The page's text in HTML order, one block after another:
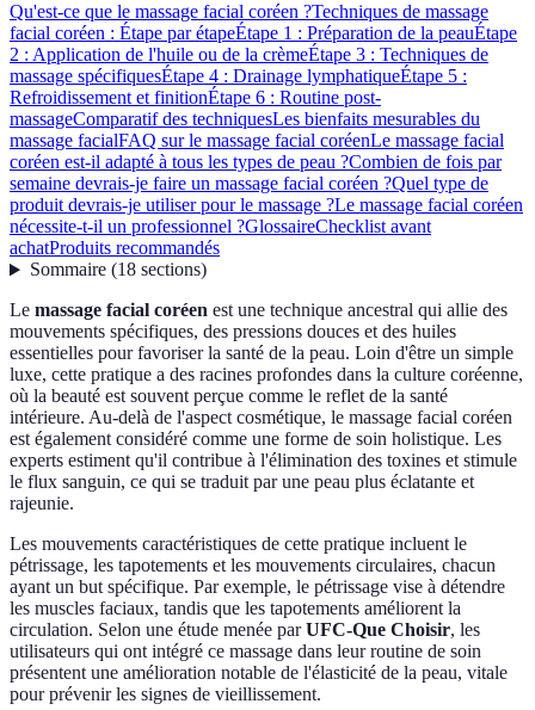
Qu'est-ce que le massage facial coréen ?Techniques de massage
facial coréen : Étape par étapeÉtape 1 : Préparation de la peauÉtape
2 : Application de l'huile ou de la crèmeÉtape 3 : Techniques de
massage spécifiquesÉtape 4 : Drainage lymphatiqueÉtape 5 :
Refroidissement et finitionÉtape 6 : Routine post-
massageComparatif des techniquesLes bienfaits mesurables du
massage facialFAQ sur le massage facial coréenLe massage facial
coréen est-il adapté à tous les types de peau ?Combien de fois par
semaine devrais-je faire un massage facial coréen ?Quel type de
produit devrais-je utiliser pour le massage ?Le massage facial coréen
nécessite-t-il un professionnel ?GlossaireChecklist avant
achatProduits recommandés
Sommaire(18 sections)
Le massage facial coréen est une technique ancestral qui allie des
mouvements spécifiques, des pressions douces et des huiles
essentielles pour favoriser la santé de la peau. Loin d'être un simple
luxe, cette pratique a des racines profondes dans la culture coréenne,
où la beauté est souvent perçue comme le reflet de la santé
intérieure. Au-delà de l'aspect cosmétique, le massage facial coréen
est également considéré comme une forme de soin holistique. Les
experts estiment qu'il contribue à l'élimination des toxines et stimule
le flux sanguin, ce qui se traduit par une peau plus éclatante et
rajeunie.
Les mouvements caractéristiques de cette pratique incluent le
pétrissage, les tapotements et les mouvements circulaires, chacun
ayant un but spécifique. Par exemple, le pétrissage vise à détendre
les muscles faciaux, tandis que les tapotements améliorent la
circulation. Selon une étude menée parUFC-Que Choisir, les
utilisateurs qui ont intégré ce massage dans leur routine de soin
présentent une amélioration notable de l'élasticité de la peau, vitale
pour prévenir les signes de vieillissement.